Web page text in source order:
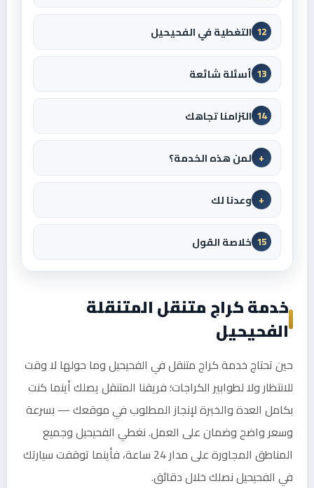
12 التغطية في الفحيحيل
13 أسئلة شائعة
14 التزامنا تجاهك
+ لمن هذه الخدمة؟
+ وعدنا لك
15 خلاصة القول
خدمة كراج متنقل المتنقلة
الفحيحيل
حين تحتاج خدمة كراج متنقل في الفحيحيل وما حولها لا وقت
للانتظار ولا لطوابير الكراجات؛ فريقنا المتنقل يصلك أينما كنت
بكامل العدة والخبرة لإنجاز المطلوب في موقعك — بسرعة
وسعر واضح وضمان على العمل. نغطي الفحيحيل وجميع
المناطق المجاورة على مدار 24 ساعة، فأينما توقفت سيارتك
في الفحيحيل نصلك خلال دقائق.